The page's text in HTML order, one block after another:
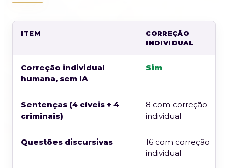
ITEM
CORREÇÃO
INDIVIDUAL
Correção individual
humana, sem IA
Sim
Sentenças (4 cíveis + 4
criminais)
8 com correção
individual
Questões discursivas
16 com correção
individual